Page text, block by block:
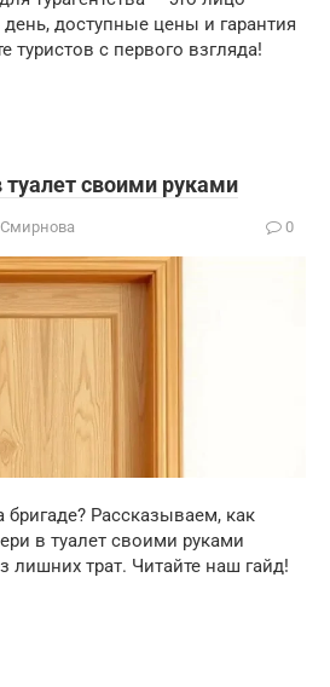
доступные цены и гарантия
туристов с первого взгляда!
туалет своими руками
0
бригаде? Рассказываем, как
в туалет своими руками
лишних трат. Читайте наш гайд!